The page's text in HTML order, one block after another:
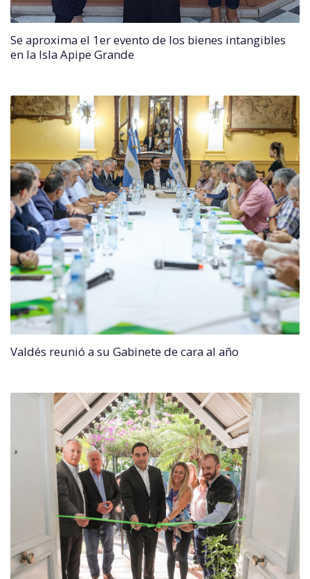
Se aproxima el 1er evento de los bienes intangibles
en la Isla Apipe Grande
Valdés reunió a su Gabinete de cara al año